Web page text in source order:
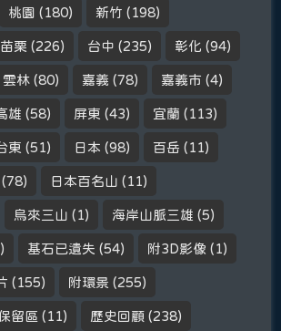
桃園 (180) 新竹 (198)
苗栗 (226) 台中 (235) 彰化 (94)
雲林 (80) 嘉義 (78) 嘉義市 (4)
雄 (58) 屏東 (43) 宜蘭 (113)
東 (51) 日本 (98) 百岳 (11)
(78) 日本百名山 (11)
烏來三山 (1) 海岸山脈三雄 (5)
基石已遺失 (54) 附3D影像 (1)
(155) 附環景 (255)
留區 (11) 歷史回顧 (238)